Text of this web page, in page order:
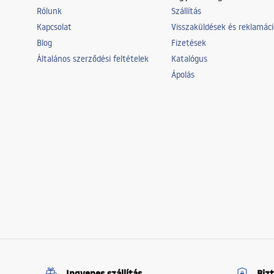
Rólunk
Kapcsolat
Blog
Általános szerződési feltételek
Szállítás
Visszaküldések és
Fizetések
Katalógus
Ápolás